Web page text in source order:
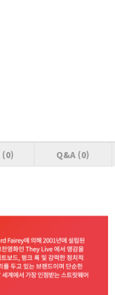
(0) Q&A (0)